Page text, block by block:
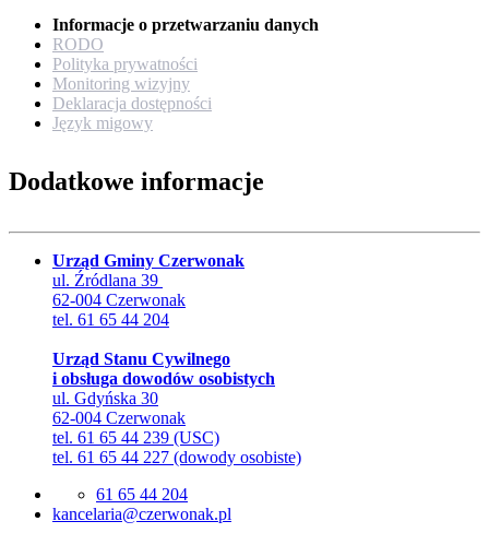
Informacje o przetwarzaniu danych
RODO
Polityka prywatności
Monitoring wizyjny
Deklaracja dostępności
Język migowy
Dodatkowe informacje
Urząd Gminy Czerwonak
ul. Źródlana 39
62-004 Czerwonak
tel. 61 65 44 204
Urząd Stanu Cywilnego
i obsługa dowodów osobistych
ul. Gdyńska 30
62-004 Czerwonak
tel. 61 65 44 239 (USC)
tel. 61 65 44 227 (dowody osobiste)
61 65 44 204
lp.kanowrezc@airalecnak